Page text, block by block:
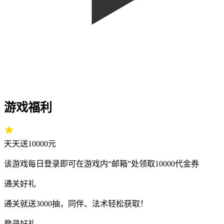
游戏福利
天天送10000元
该游戏每日登录即可在游戏内“邮箱”处领取10000代金券
通关好礼
通关就送3000抽，同伴、法术轻松获取！